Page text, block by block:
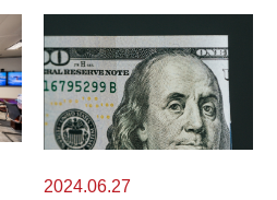
2024.06.27